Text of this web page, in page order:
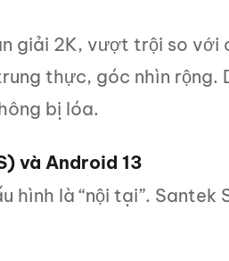
giải 2K, vượt trội so với
thực, góc nhìn
bị lóa.
và Android 13
hình là “nội tại”.